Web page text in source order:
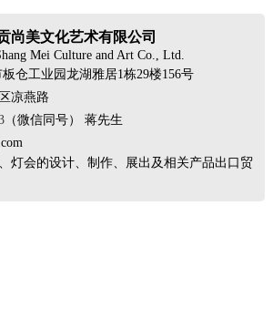
尚美文化艺术有限公司
Mei Culture and Art Co., Ltd.
仓工业园龙湖雅居1栋29楼156号
凉燕路
（微信同号） 蒋先生
灯会的设计、制作、展出及相关产品出口贸